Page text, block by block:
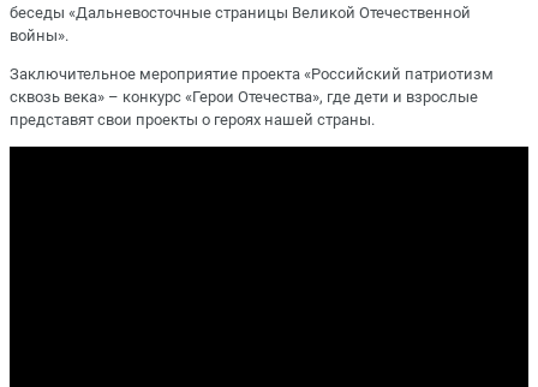
беседы «Дальневосточные страницы Великой Отечественной
войны».
Заключительное мероприятие проекта «Российский патриотизм
сквозь века» – конкурс «Герои Отечества», где дети и взрослые
представят свои проекты о героях нашей страны.